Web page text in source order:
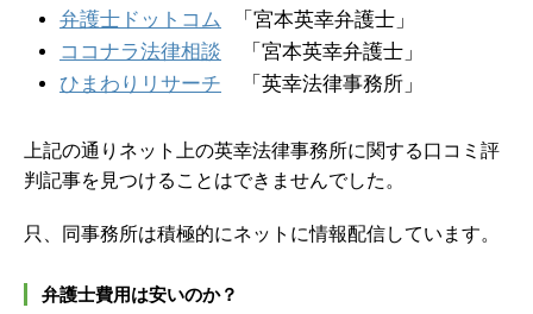
弁護士ドットコム 「宮本英幸弁護士」
ココナラ法律相談 「宮本英幸弁護士」
ひまわりリサーチ 「英幸法律事務所」
上記の通りネット上の英幸法律事務所に関する口コミ評
判記事を見つけることはできませんでした。
只、同事務所は積極的にネットに情報配信しています。
弁護士費用は安いのか？